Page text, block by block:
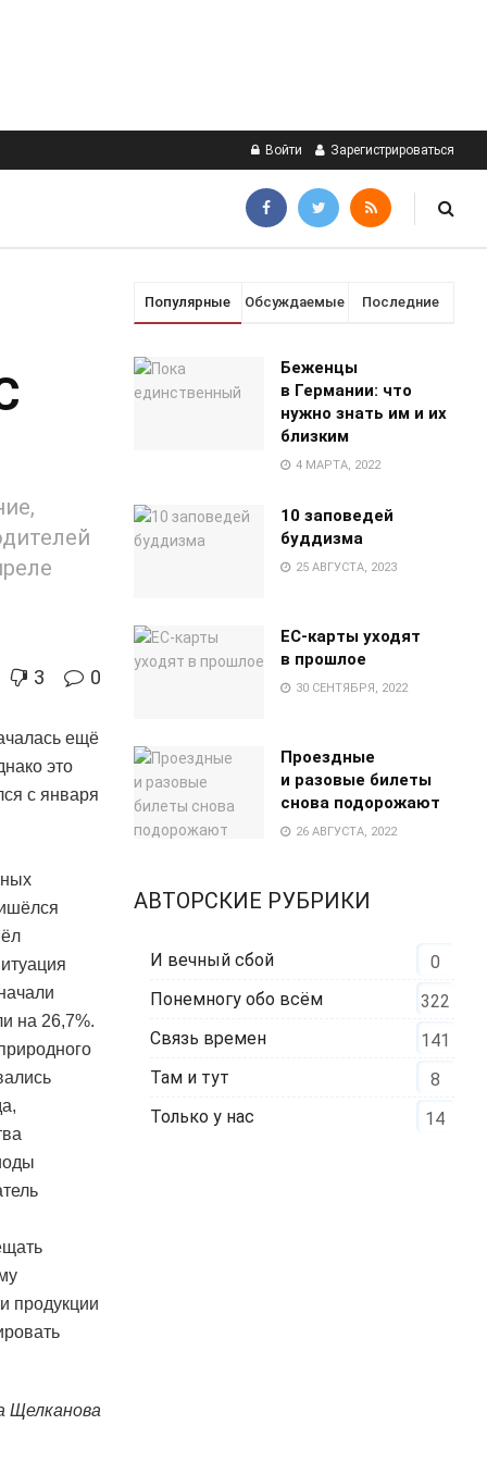
Войти Зарегистрироваться
3 0
ещё
это
с января
на 26,7%.
продукции
Щелканова
Популярные Обсуждаемые Последние
Беженцы
в Германии: что
нужно знать им и их
близким
4 МАРТА, 2022
10 заповедей
буддизма
25 АВГУСТА, 2023
EC-карты уходят
в прошлое
30 СЕНТЯБРЯ, 2022
Проездные
и разовые билеты
снова подорожают
26 АВГУСТА, 2022
АВТОРСКИЕ РУБРИКИ
И вечный сбой
0
Понемногу обо всём
322
Связь времен
141
Там и тут
8
Только у нас
14